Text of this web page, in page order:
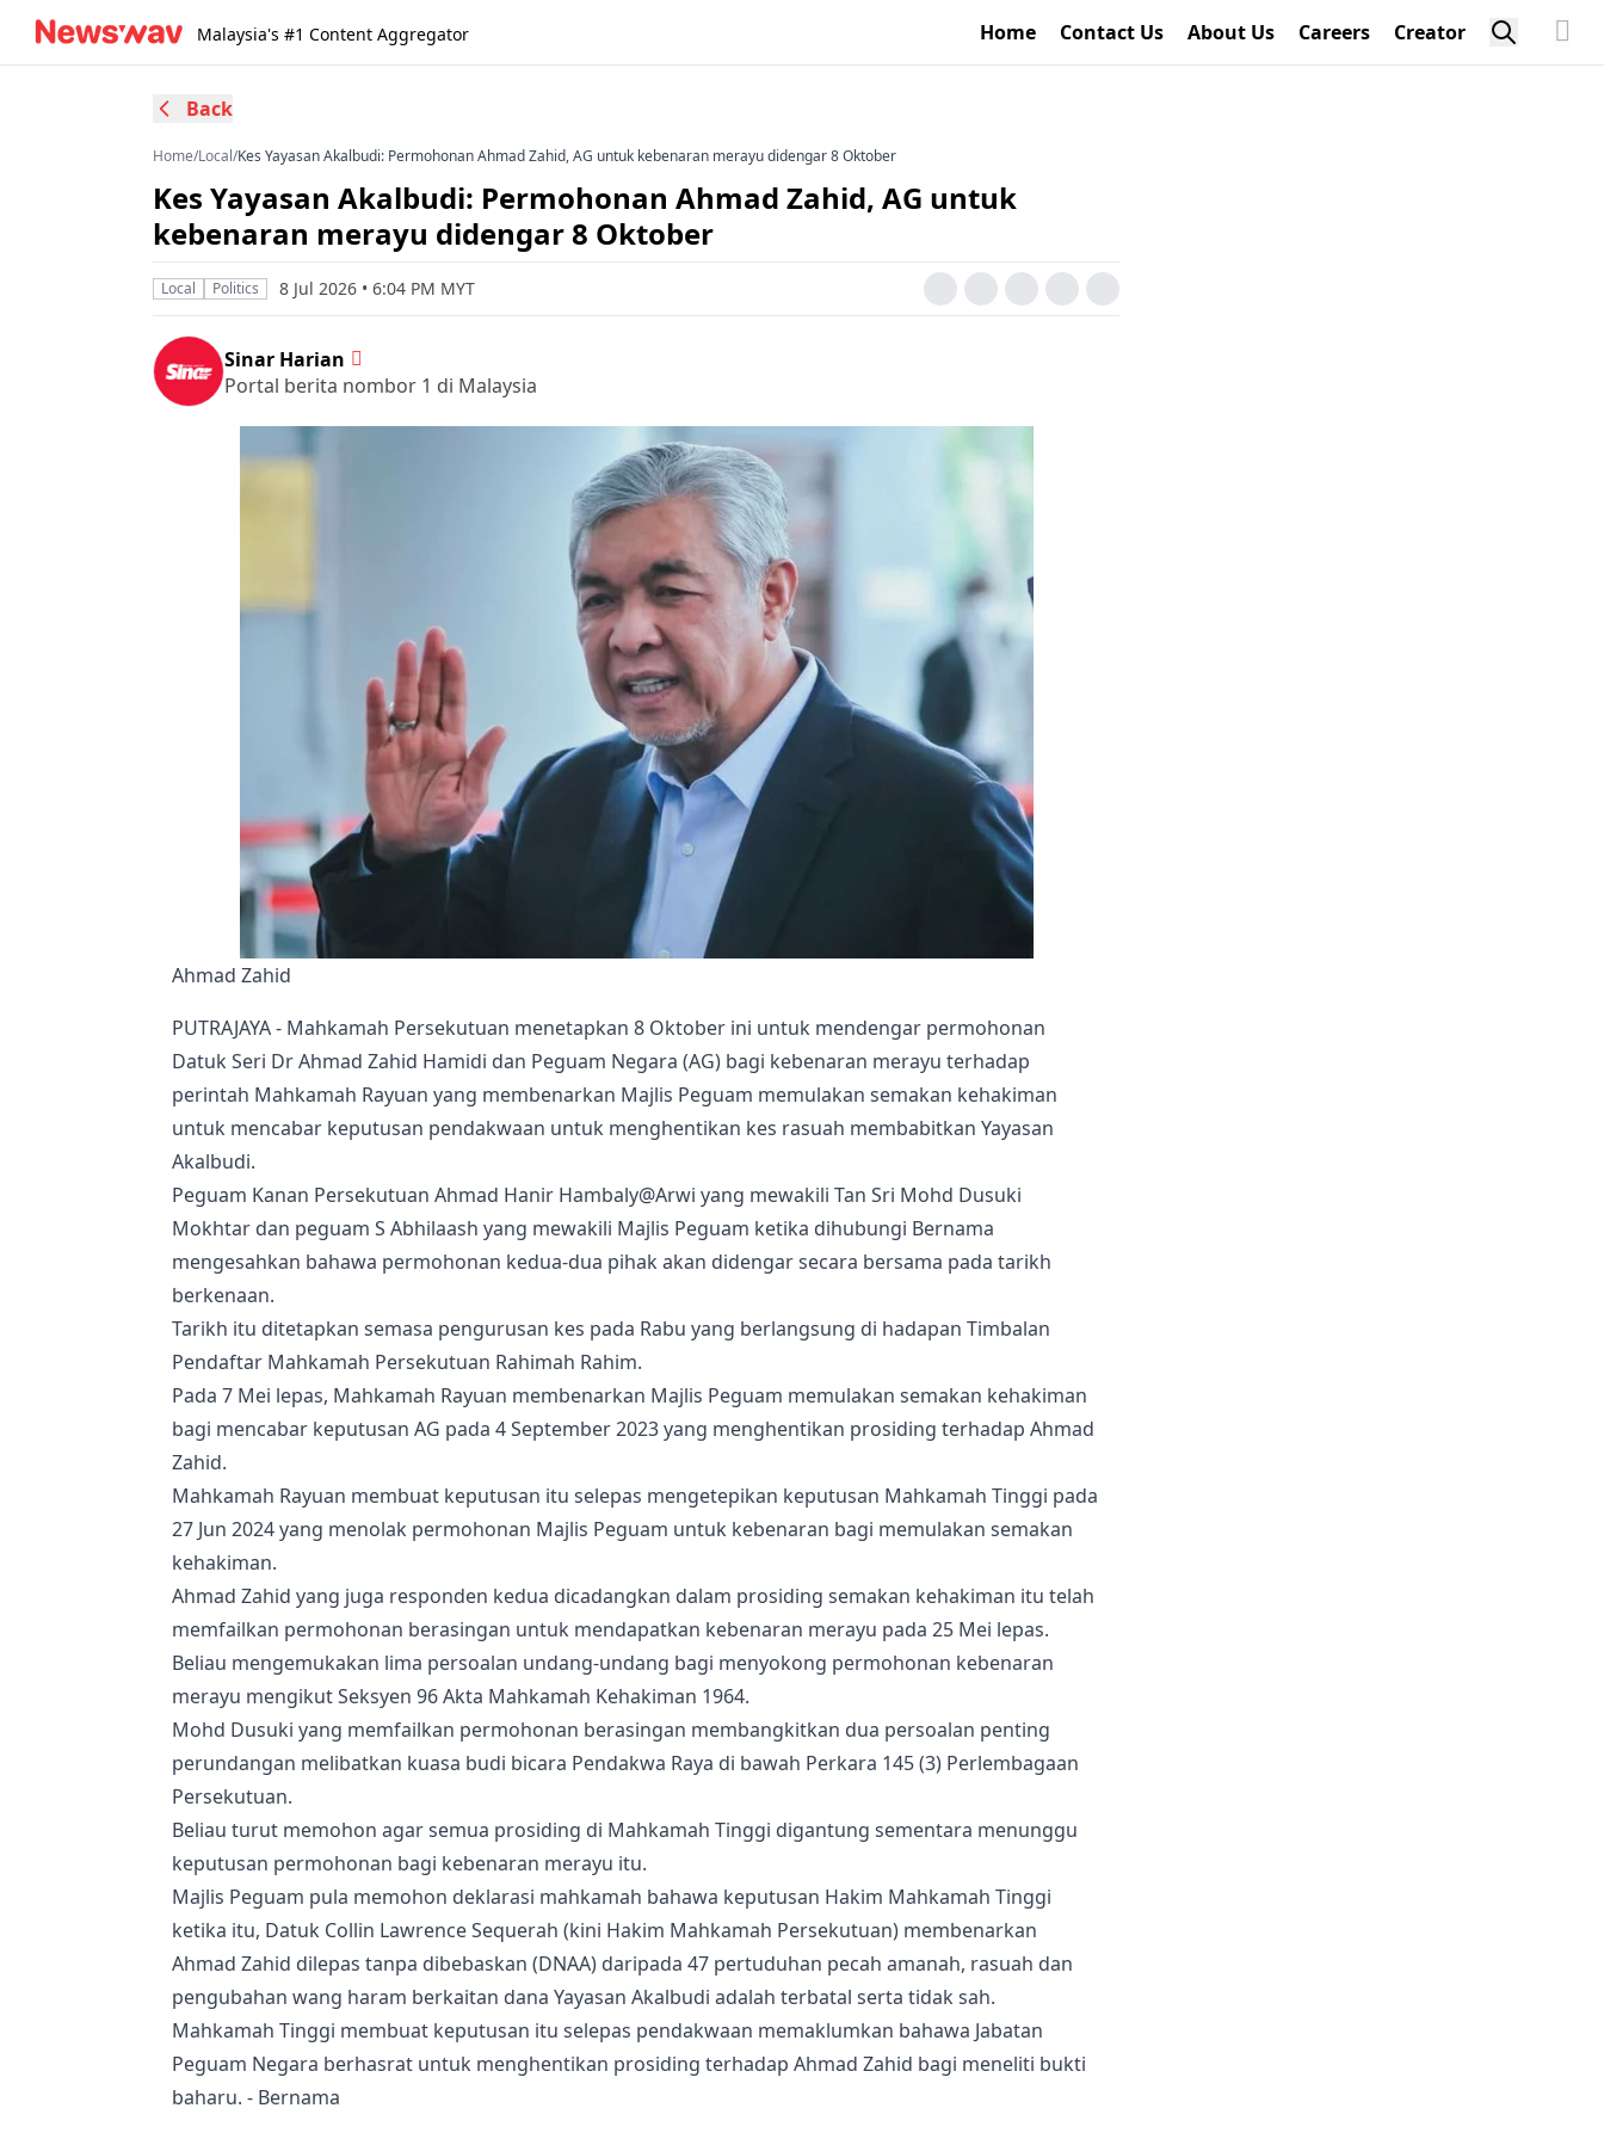
Malaysia's #1 Content Aggregator Home Contact Us About Us Careers Creator
Back
Home/Local/Kes Yayasan Akalbudi: Permohonan Ahmad Zahid, AG untuk kebenaran merayu didengar 8 Oktober
Kes Yayasan Akalbudi: Permohonan Ahmad Zahid, AG untuk
kebenaran merayu didengar 8 Oktober
Local Politics 8 Jul 2026 • 6:04 PM MYT
Sinar Harian
Portal berita nombor 1 di Malaysia
Ahmad Zahid
PUTRAJAYA - Mahkamah Persekutuan menetapkan 8 Oktober ini untuk mendengar permohonan
Datuk Seri Dr Ahmad Zahid Hamidi dan Peguam Negara (AG) bagi kebenaran merayu terhadap
perintah Mahkamah Rayuan yang membenarkan Majlis Peguam memulakan semakan kehakiman
untuk mencabar keputusan pendakwaan untuk menghentikan kes rasuah membabitkan Yayasan
Akalbudi.
Peguam Kanan Persekutuan Ahmad Hanir Hambaly@Arwi yang mewakili Tan Sri Mohd Dusuki
Mokhtar dan peguam S Abhilaash yang mewakili Majlis Peguam ketika dihubungi Bernama
mengesahkan bahawa permohonan kedua-dua pihak akan didengar secara bersama pada tarikh
berkenaan.
Tarikh itu ditetapkan semasa pengurusan kes pada Rabu yang berlangsung di hadapan Timbalan
Pendaftar Mahkamah Persekutuan Rahimah Rahim.
Pada 7 Mei lepas, Mahkamah Rayuan membenarkan Majlis Peguam memulakan semakan kehakiman
bagi mencabar keputusan AG pada 4 September 2023 yang menghentikan prosiding terhadap Ahmad
Zahid.
Mahkamah Rayuan membuat keputusan itu selepas mengetepikan keputusan Mahkamah Tinggi pada
27 Jun 2024 yang menolak permohonan Majlis Peguam untuk kebenaran bagi memulakan semakan
kehakiman.
Ahmad Zahid yang juga responden kedua dicadangkan dalam prosiding semakan kehakiman itu telah
memfailkan permohonan berasingan untuk mendapatkan kebenaran merayu pada 25 Mei lepas.
Beliau mengemukakan lima persoalan undang-undang bagi menyokong permohonan kebenaran
merayu mengikut Seksyen 96 Akta Mahkamah Kehakiman 1964.
Mohd Dusuki yang memfailkan permohonan berasingan membangkitkan dua persoalan penting
perundangan melibatkan kuasa budi bicara Pendakwa Raya di bawah Perkara 145 (3) Perlembagaan
Persekutuan.
Beliau turut memohon agar semua prosiding di Mahkamah Tinggi digantung sementara menunggu
keputusan permohonan bagi kebenaran merayu itu.
Majlis Peguam pula memohon deklarasi mahkamah bahawa keputusan Hakim Mahkamah Tinggi
ketika itu, Datuk Collin Lawrence Sequerah (kini Hakim Mahkamah Persekutuan) membenarkan
Ahmad Zahid dilepas tanpa dibebaskan (DNAA) daripada 47 pertuduhan pecah amanah, rasuah dan
pengubahan wang haram berkaitan dana Yayasan Akalbudi adalah terbatal serta tidak sah.
Mahkamah Tinggi membuat keputusan itu selepas pendakwaan memaklumkan bahawa Jabatan
Peguam Negara berhasrat untuk menghentikan prosiding terhadap Ahmad Zahid bagi meneliti bukti
baharu. - Bernama